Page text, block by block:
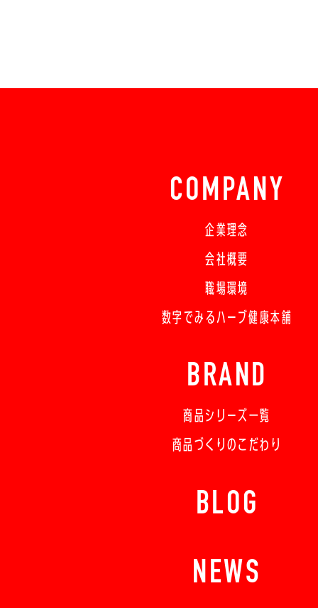
COMPANY
企業理念
会社概要
職場環境
数字でみるハーブ健康本舗
BRAND
商品シリーズ一覧
商品づくりのこだわり
BLOG
NEWS